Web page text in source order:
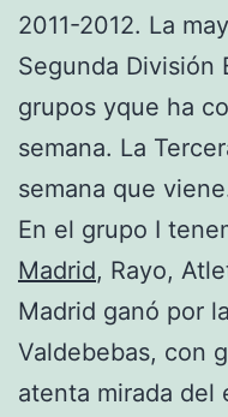
2011-2012. La
Segunda División
grupos yque ha
semana. La
semana que
En el grupo I
Madrid, Rayo,
Madrid ganó por
Valdebebas, con
atenta mirada del